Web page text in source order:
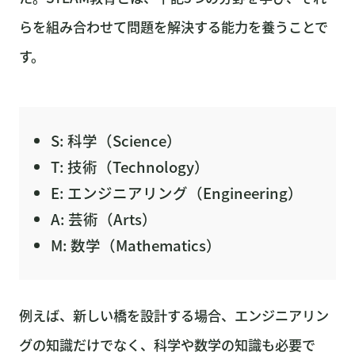
らを組み合わせて問題を解決する能力を養うことで
す。
S: 科学（Science）
T: 技術（Technology）
E: エンジニアリング（Engineering）
A: 芸術（Arts）
M: 数学（Mathematics）
例えば、新しい橋を設計する場合、エンジニアリン
グの知識だけでなく、科学や数学の知識も必要で